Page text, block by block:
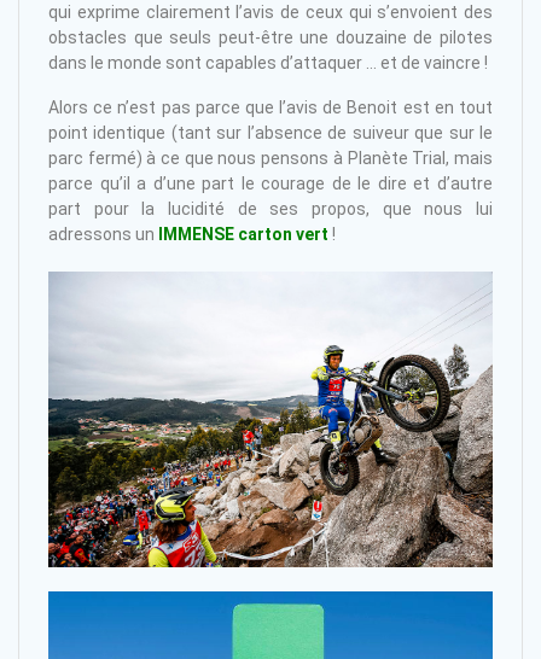
qui exprime clairement l’avis de ceux qui s’envoient des
obstacles que seuls peut-être une douzaine de pilotes
dans le monde sont capables d’attaquer … et de vaincre !
Alors ce n’est pas parce que l’avis de Benoit est en tout
point identique (tant sur l’absence de suiveur que sur le
parc fermé) à ce que nous pensons à Planète Trial, mais
parce qu’il a d’une part le courage de le dire et d’autre
part pour la lucidité de ses propos, que nous lui
adressons un
IMMENSE carton vert !